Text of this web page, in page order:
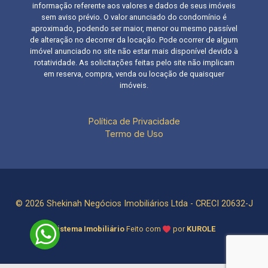
conforto real e valorização garantida. Agende
sua visita e conheça de perto esse apartamento
exclusivo no Premiere frente praça.
informação referente aos valores e dados de seus imóveis
sem aviso prévio. O valor anunciado do condomínio é
aproximado, podendo ser maior, menor ou mesmo passível
de alteração no decorrer da locação. Pode ocorrer de algum
imóvel anunciado no site não estar mais disponível devido à
rotatividade. As solicitações feitas pelo site não implicam
em reserva, compra, venda ou locação de quaisquer
imóveis.
Política de Privacidade
Termo de Uso
© 2026 Shekinah Negócios Imobiliários Ltda - CRECI 20632-J
Sistema Imobiliário Feito com por KUROLE